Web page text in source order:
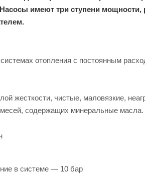
имеют три ступени мощности,
отопления с постоянным
жесткости, чистые, маловязкие,
содержащих минеральные масла.
в системе — 10 бар